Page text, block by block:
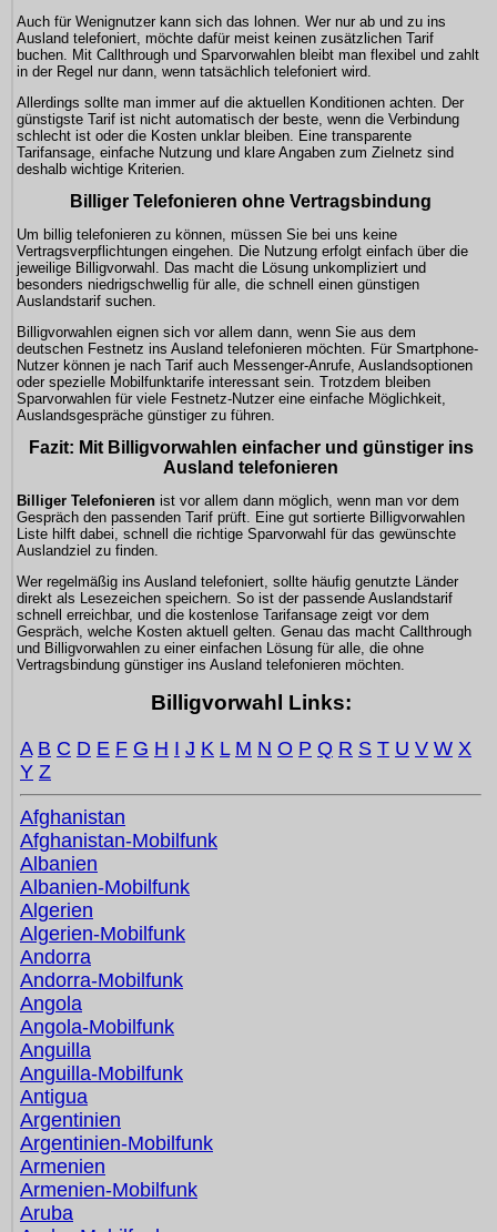
Auch für Wenignutzer kann sich das lohnen. Wer nur ab und zu ins
Ausland telefoniert, möchte dafür meist keinen zusätzlichen Tarif
buchen. Mit Callthrough und Sparvorwahlen bleibt man flexibel und zahlt
in der Regel nur dann, wenn tatsächlich telefoniert wird.
Allerdings sollte man immer auf die aktuellen Konditionen achten. Der
günstigste Tarif ist nicht automatisch der beste, wenn die Verbindung
schlecht ist oder die Kosten unklar bleiben. Eine transparente
Tarifansage, einfache Nutzung und klare Angaben zum Zielnetz sind
deshalb wichtige Kriterien.
Billiger Telefonieren ohne Vertragsbindung
Um billig telefonieren zu können, müssen Sie bei uns keine
Vertragsverpflichtungen eingehen. Die Nutzung erfolgt einfach über die
jeweilige Billigvorwahl. Das macht die Lösung unkompliziert und
besonders niedrigschwellig für alle, die schnell einen günstigen
Auslandstarif suchen.
Billigvorwahlen eignen sich vor allem dann, wenn Sie aus dem
deutschen Festnetz ins Ausland telefonieren möchten. Für Smartphone-
Nutzer können je nach Tarif auch Messenger-Anrufe, Auslandsoptionen
oder spezielle Mobilfunktarife interessant sein. Trotzdem bleiben
Sparvorwahlen für viele Festnetz-Nutzer eine einfache Möglichkeit,
Auslandsgespräche günstiger zu führen.
Fazit: Mit Billigvorwahlen einfacher und günstiger ins
Ausland telefonieren
Billiger Telefonieren ist vor allem dann möglich, wenn man vor dem
Gespräch den passenden Tarif prüft. Eine gut sortierte Billigvorwahlen
Liste hilft dabei, schnell die richtige Sparvorwahl für das gewünschte
Auslandziel zu finden.
Wer regelmäßig ins Ausland telefoniert, sollte häufig genutzte Länder
direkt als Lesezeichen speichern. So ist der passende Auslandstarif
schnell erreichbar, und die kostenlose Tarifansage zeigt vor dem
Gespräch, welche Kosten aktuell gelten. Genau das macht Callthrough
und Billigvorwahlen zu einer einfachen Lösung für alle, die ohne
Vertragsbindung günstiger ins Ausland telefonieren möchten.
Billigvorwahl Links:
A B C D E F G H I J K L M N O P Q R S T U V W X
Y Z
Afghanistan
Afghanistan-Mobilfunk
Albanien
Albanien-Mobilfunk
Algerien
Algerien-Mobilfunk
Andorra
Andorra-Mobilfunk
Angola
Angola-Mobilfunk
Anguilla
Anguilla-Mobilfunk
Antigua
Argentinien
Argentinien-Mobilfunk
Armenien
Armenien-Mobilfunk
Aruba